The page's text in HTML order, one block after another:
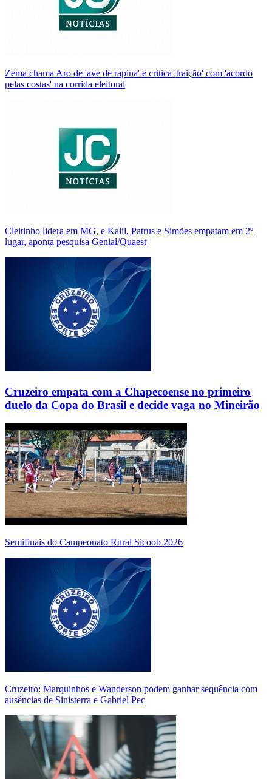
Zema chama Aro de 'ave de rapina' e critica 'traição' com 'acordo
pelas costas' na corrida eleitoral
Cleitinho lidera em MG, e Kalil, Patrus e Simões empatam em 2º
lugar, aponta pesquisa Genial/Quaest
Cruzeiro empata com a Chapecoense no primeiro
duelo da Copa do Brasil e decide vaga no Mineirão
Semifinais do Campeonato Rural Sicoob 2026
Cruzeiro: Marquinhos e Wanderson podem ganhar sequência com
ausências de Sinisterra e Gabriel Pec